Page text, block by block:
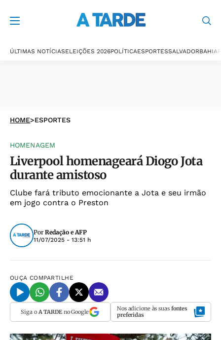
ÚLTIMAS NOTÍCIASELEIÇÕES 2026POLÍTICAESPORTESSALVADORBAHIA
HOME>ESPORTES
HOMENAGEM
Liverpool homenageará Diogo Jota
durante amistoso
Clube fará tributo emocionante a Jota e seu irmão
em jogo contra o Preston
Por Redação e AFP
11/07/2025 - 13:51 h
OUÇA COMPARTILHE
Siga o A TARDEno Google Nos adicione às suas fontes
preferidas